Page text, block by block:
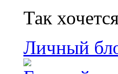
Так
Личный